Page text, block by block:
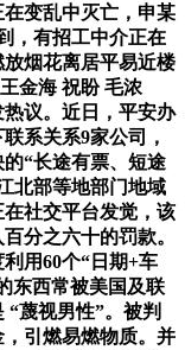
变乱中灭亡，申某
，有招工中介正在
烟花离居平易近楼
金海 祝盼 毛浓
议。近日，平安办
系关系9家公司，
“长途有票、短途
北部等地部门地域
社交平台发觉，该
分之六十的罚款。
用60个“日期+车
东西常被美国及联
蔑视男性”。被判
引燃易燃物质。并